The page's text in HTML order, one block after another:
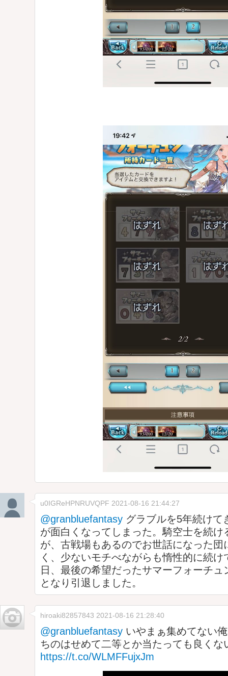
u0IGReHPNRUVQPF 2021-08-16 21:44:27
@granbluefantasy グラブルを5年続けて
が面白くなってしまった。騎空士を続け
が、古戦場もあるのでお世話になった団
く、少ないモチべながらも惰性的に続
日、最後の希望だったサマーフォーチ
となり引退しました。
hiroaki82857843 2021-08-16 21:28:40
@granbluefantasy いやまぁ集めてない
ちのはせめて二等とか当たっても良くな
https://t.co/WLMFFujxJm